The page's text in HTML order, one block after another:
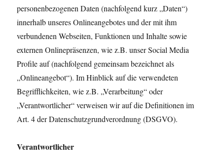
personenbezogenen Daten (nachfolgend kurz „Daten“)
innerhalb unseres Onlineangebotes und der mit ihm
verbundenen Webseiten, Funktionen und Inhalte sowie
externen Onlinepräsenzen, wie z.B. unser Social Media
Profile auf (nachfolgend gemeinsam bezeichnet als
„Onlineangebot“). Im Hinblick auf die verwendeten
Begrifflichkeiten, wie z.B. „Verarbeitung“ oder
„Verantwortlicher“ verweisen wir auf die Definitionen im
Art. 4 der Datenschutzgrundverordnung (DSGVO).
Verantwortlicher